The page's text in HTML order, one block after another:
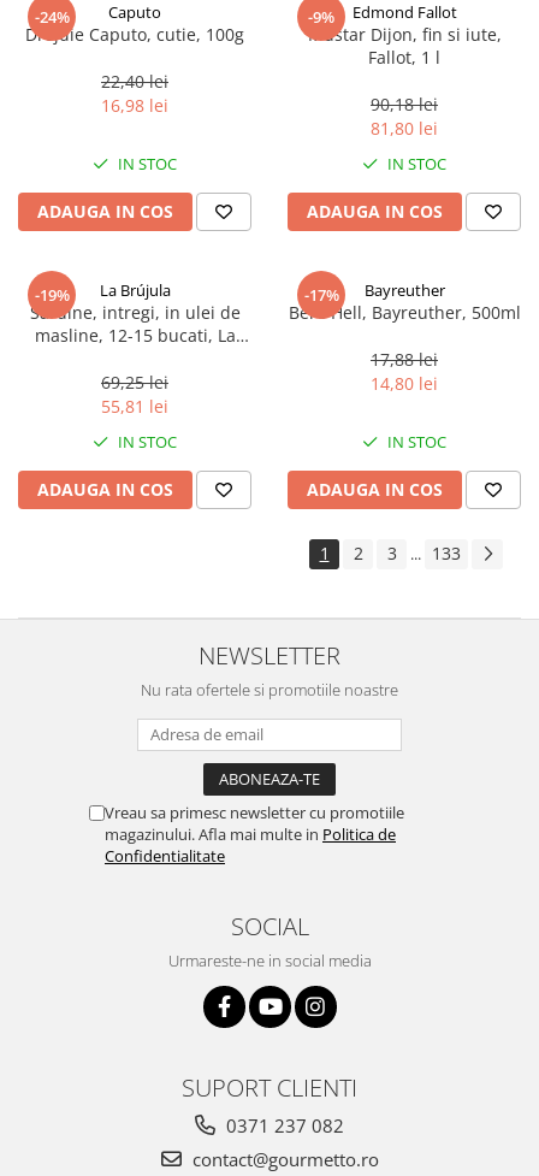
-24% Caputo
Drojdie Caputo, cutie, 100g
22,40 lei
16,98 lei
IN STOC
ADAUGA IN COS
-9% Edmond Fallot
Mustar Dijon, fin si iute,
Fallot, 1 l
90,18 lei
81,80 lei
IN STOC
ADAUGA IN COS
-19% La Brújula
Sardine, intregi, in ulei de
masline, 12-15 bucati, La
69,25 lei
55,81 lei
IN STOC
ADAUGA IN COS
-17% Bayreuther
Bere Hell, Bayreuther, 500ml
17,88 lei
14,80 lei
IN STOC
ADAUGA IN COS
1 2 3 ... 133
NEWSLETTER
Nu rata ofertele si promotiile noastre
Vreau sa primesc newsletter cu promotiile
magazinului. Afla mai multe in Politica de
Confidentialitate
SOCIAL
Urmareste-ne in social media
SUPORT CLIENTI
0371 237 082
contact@gourmetto.ro